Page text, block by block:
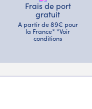
Frais de port
gratuit
A partir de 89€ pour
la France* *Voir
conditions